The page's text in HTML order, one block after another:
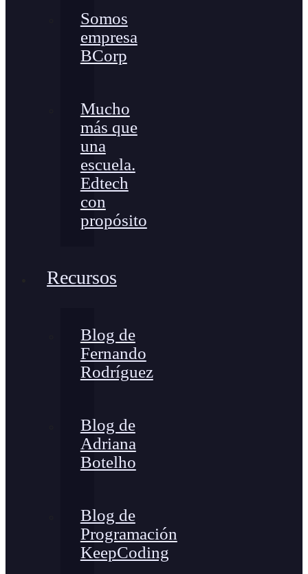
Somos
empresa
BCorp
Mucho
más que
una
escuela.
Edtech
con
propósito
Recursos
Blog de
Fernando
Rodríguez
Blog de
Adriana
Botelho
Blog de
Programación
KeepCoding